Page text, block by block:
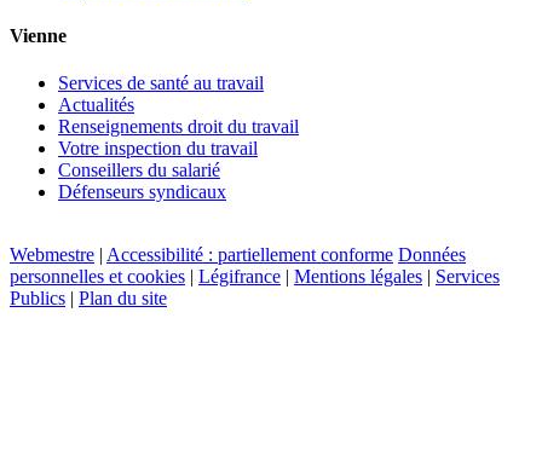
Vienne
Services de santé au travail
Actualités
Renseignements droit du travail
Votre inspection du travail
Conseillers du salarié
Défenseurs syndicaux
Webmestre | Accessibilité : partiellement conforme Données
personnelles et cookies | Légifrance | Mentions légales | Services
Publics | Plan du site